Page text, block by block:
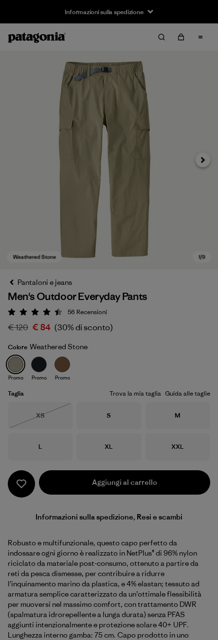
Informazioni sulla spedizione
Weathered Stone
Avanti
Pantaloni e jeans
Men's Outdoor Everyday Pants
Valutazione: 4.4 / 5
56 Recensioni
€ 120 € 84 (30% di sconto)
Colore Weathered Stone
Promo Promo Promo
Taglia Trova la mia taglia Guida alle taglie
Taglia
XS
Taglia
S Taglia
M
Taglia
L Taglia
XL Taglia
XXL
Aggiungi al carrello
Informazioni sulla spedizione, Resi e scambi
Robusto e multifunzionale, questo capo perfetto da
indossare ogni giorno è realizzato in NetPlus® di 96% nylon
riciclato da materiale post-consumo, ottenuto a partire da
reti da pesca dismesse, per contribuire a ridurre
l'inquinamento marino da plastica, e 4% elastan; tessuto ad
armatura semplice caratterizzato da un’ottimale flessibilità
per muoversi nel massimo comfort, con trattamento DWR
(spalmatura idrorepellente a lunga durata) senza PFAS
aggiunti intenzionalmente e protezione solare 40+ UPF.
Lunghezza interno gamba: 75 cm. Capo prodotto in uno